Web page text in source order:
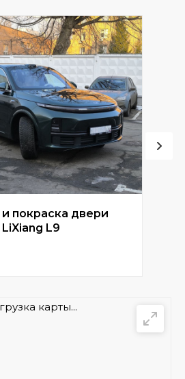
покраска двери
LiXiang L9
карты...